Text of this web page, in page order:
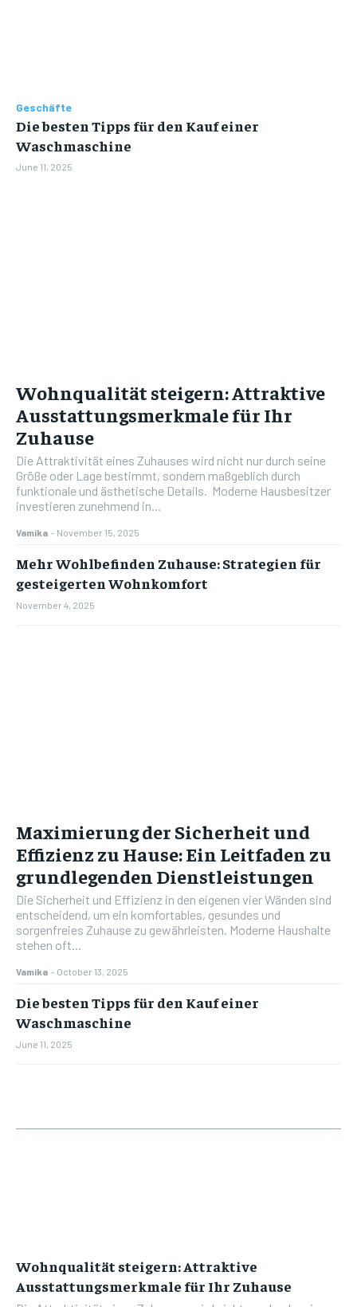
Geschäfte
Die besten Tipps für den Kauf einer
Waschmaschine
June 11, 2025
Wohnqualität steigern: Attraktive
Ausstattungsmerkmale für Ihr
Zuhause
Die Attraktivität eines Zuhauses wird nicht nur durch seine
Größe oder Lage bestimmt, sondern maßgeblich durch
funktionale und ästhetische Details. Moderne Hausbesitzer
investieren zunehmend in...
Vamika - November 15, 2025
Mehr Wohlbefinden Zuhause: Strategien für
gesteigerten Wohnkomfort
November 4, 2025
Maximierung der Sicherheit und
Effizienz zu Hause: Ein Leitfaden zu
grundlegenden Dienstleistungen
Die Sicherheit und Effizienz in den eigenen vier Wänden sind
entscheidend, um ein komfortables, gesundes und
sorgenfreies Zuhause zu gewährleisten. Moderne Haushalte
stehen oft...
Vamika - October 13, 2025
Die besten Tipps für den Kauf einer
Waschmaschine
June 11, 2025
Wohnqualität steigern: Attraktive
Ausstattungsmerkmale für Ihr Zuhause